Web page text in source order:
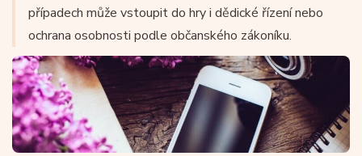
případech může vstoupit do hry i dědické řízení nebo
ochrana osobnosti podle občanského zákoníku.